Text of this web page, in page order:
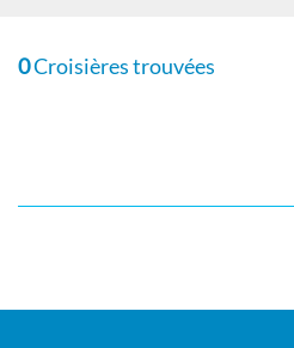
0Croisières trouvées